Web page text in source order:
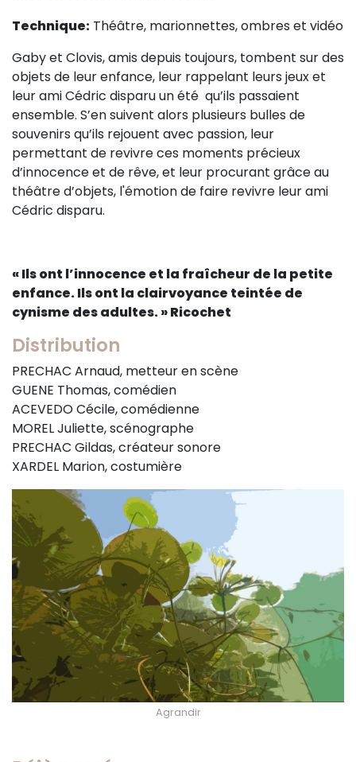
Sur le terrain
Sur l’étagère
(Documents, études, publications)
Technique: Théâtre, marionnettes, ombres et vidéo
Gaby et Clovis, amis depuis toujours, tombent sur des
objets de leur enfance, leur rappelant leurs jeux et
leur ami Cédric disparu un été qu’ils passaient
ensemble. S’en suivent alors plusieurs bulles de
souvenirs qu’ils rejouent avec passion, leur
permettant de revivre ces moments précieux
d’innocence et de rêve, et leur procurant grâce au
théâtre d’objets, l'émotion de faire revivre leur ami
Cédric disparu.
« Ils ont l’innocence et la fraîcheur de la petite
enfance. Ils ont la clairvoyance teintée de
cynisme des adultes. » Ricochet
Distribution
PRECHAC Arnaud, metteur en scène
GUENE Thomas, comédien
ACEVEDO Cécile, comédienne
MOREL Juliette, scénographe
PRECHAC Gildas, créateur sonore
XARDEL Marion, costumière
Agrandir